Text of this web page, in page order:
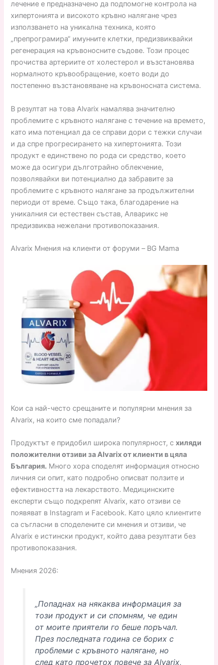
лечение е предназначено да подпомогне контрола на
хипертонията и високото кръвно налягане чрез
използването на уникална техника, която
„препрограмира“ имунните клетки, предизвиквайки
регенерация на кръвоносните съдове. Този процес
прочиства артериите от холестерол и възстановява
нормалното кръвообращение, което води до
постепенно възстановяване на кръвоносната система.
В резултат на това Alvarix намалява значително
проблемите с кръвното налягане с течение на времето,
като има потенциал да се справи дори с тежки случаи
и да спре прогресирането на хипертонията. Този
продукт е единствено по рода си средство, което
може да осигури дълготрайно облекчение,
позволявайки ви потенциално да забравите за
проблемите с кръвното налягане за продължителни
периоди от време. Също така, благодарение на
уникалния си естествен състав, Алварикс не
предизвиква нежелани противопоказания.
Alvarix Мнения на клиенти от форуми – BG Mama
Кои са най-често срещаните и популярни мнения за
Alvarix, на които сме попадали?
Продуктът е придобил широка популярност, схиляди
положителни отзиви за Alvarix от клиенти в цяла
България. Много хора споделят информация относно
личния си опит, като подробно описват ползите и
ефективността на лекарството. Медицинските
експерти също подкрепят Alvarix, като отзиви се
появяват в Instagram и Facebook. Като цяло клиентите
са съгласни в споделените си мнения и отзиви, че
Alvarix е истински продукт, който дава резултати без
противопоказания.
Мнения 2026:
„Попаднах на някаква информация за
този продукт и си спомням, че един
от моите приятели го беше поръчал.
През последната година се борих с
проблеми с кръвното налягане, но
след като прочетох повече за Alvarix,